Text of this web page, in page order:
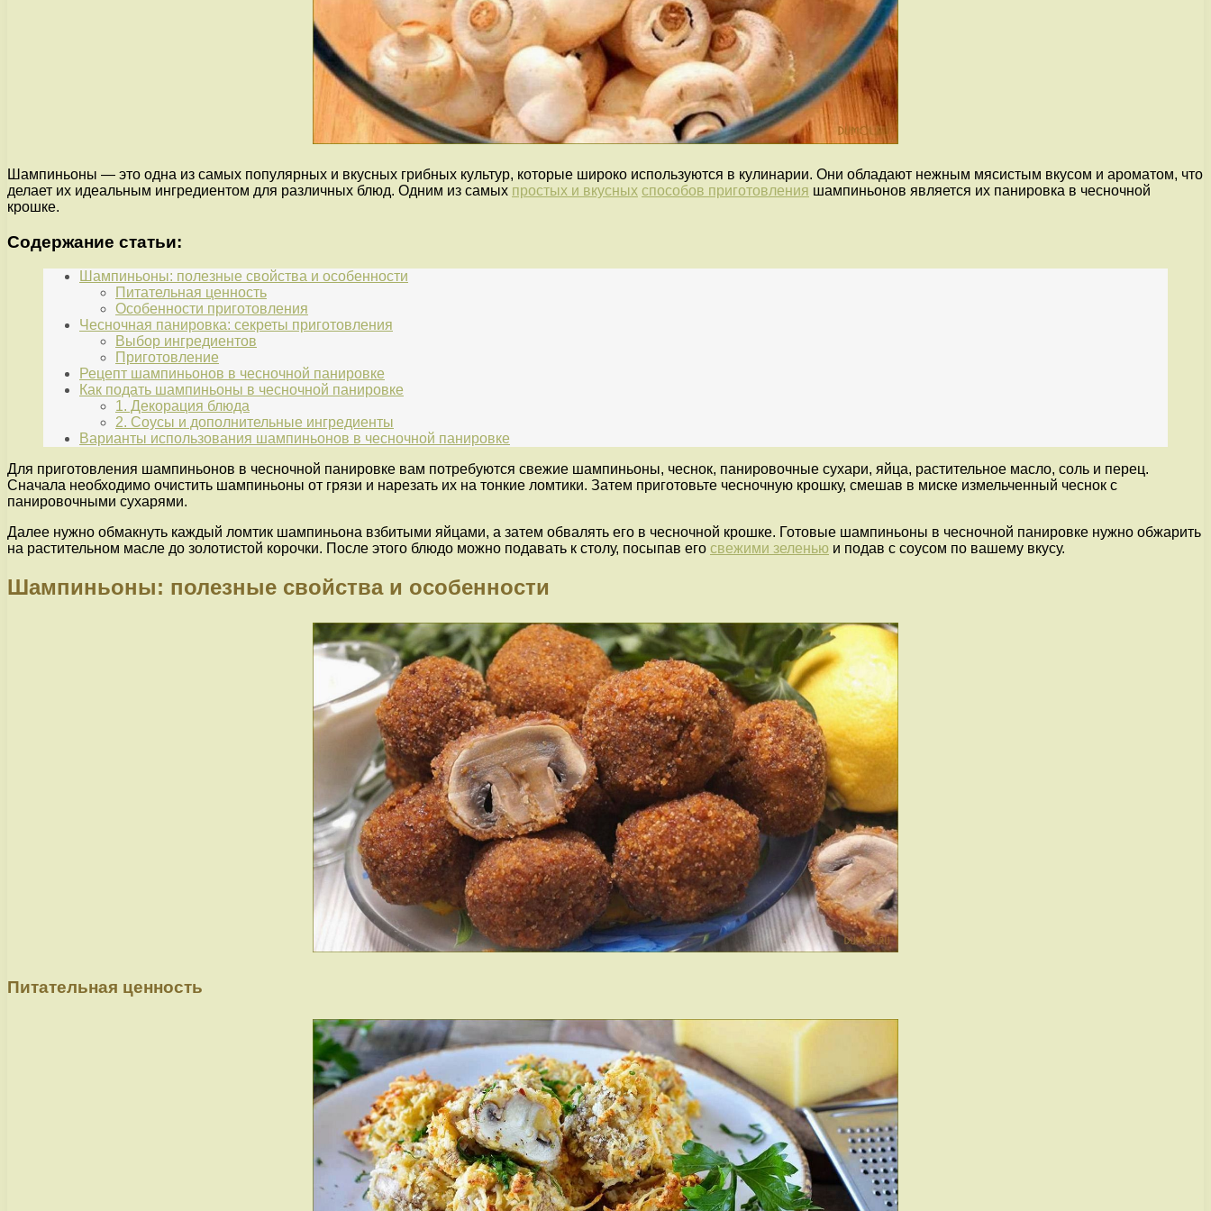
Шампиньоны — это одна из самых популярных и вкусных грибных культур, которые широко используются в кулинарии. Они обладают нежным мясистым вкусом и ароматом, что
делает их идеальным ингредиентом для различных блюд. Одним из самых простых и вкусных способов приготовления шампиньонов является их панировка в чесночной
крошке.
Содержание статьи:
Шампиньоны: полезные свойства и особенности
Питательная ценность
Особенности приготовления
Чесночная панировка: секреты приготовления
Выбор ингредиентов
Приготовление
Рецепт шампиньонов в чесночной панировке
Как подать шампиньоны в чесночной панировке
1. Декорация блюда
2. Соусы и дополнительные ингредиенты
Варианты использования шампиньонов в чесночной панировке
Для приготовления шампиньонов в чесночной панировке вам потребуются свежие шампиньоны, чеснок, панировочные сухари, яйца, растительное масло, соль и перец.
Сначала необходимо очистить шампиньоны от грязи и нарезать их на тонкие ломтики. Затем приготовьте чесночную крошку, смешав в миске измельченный чеснок с
панировочными сухарями.
Далее нужно обмакнуть каждый ломтик шампиньона взбитыми яйцами, а затем обвалять его в чесночной крошке. Готовые шампиньоны в чесночной панировке нужно обжарить
на растительном масле до золотистой корочки. После этого блюдо можно подавать к столу, посыпав его свежими зеленью и подав с соусом по вашему вкусу.
Шампиньоны: полезные свойства и особенности
Питательная ценность